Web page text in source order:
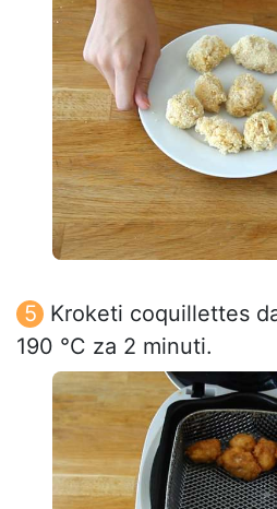
Kroketi coquillettes
190 °C za 2 minuti.